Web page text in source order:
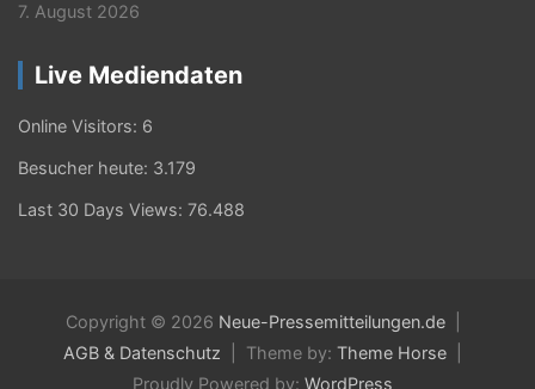
7. August 2026
Live Mediendaten
Online Visitors: 6
Besucher heute: 3.179
Last 30 Days Views: 76.488
Copyright © 2026 Neue-Pressemitteilungen.de
AGB & Datenschutz
Theme by: Theme Horse
Proudly Powered by: WordPress